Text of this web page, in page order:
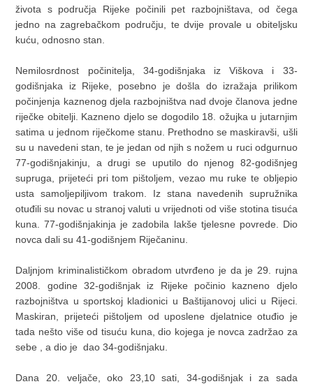
života s područja Rijeke počinili pet razbojništava, od čega
jedno na zagrebačkom području, te dvije provale u obiteljsku
kuću, odnosno stan.
Nemilosrdnost počinitelja, 34-godišnjaka iz Viškova i 33-
godišnjaka iz Rijeke, posebno je došla do izražaja prilikom
počinjenja kaznenog djela razbojništva nad dvoje članova jedne
riječke obitelji. Kazneno djelo se dogodilo 18. ožujka u jutarnjim
satima u jednom riječkome stanu. Prethodno se maskiravši, ušli
su u navedeni stan, te je jedan od njih s nožem u ruci odgurnuo
77-godišnjakinju, a drugi se uputilo do njenog 82-godišnjeg
supruga, prijeteći pri tom pištoljem, vezao mu ruke te obljepio
usta samoljepiljivom trakom. Iz stana navedenih supružnika
otuđili su novac u stranoj valuti u vrijednoti od više stotina tisuća
kuna. 77-godišnjakinja je zadobila lakše tjelesne povrede. Dio
novca dali su 41-godišnjem Riječaninu.
Daljnjom kriminalističkom obradom utvrđeno je da je 29. rujna
2008. godine 32-godišnjak iz Rijeke počinio kazneno djelo
razbojništva u sportskoj kladionici u Baštijanovoj ulici u Rijeci.
Maskiran, prijeteći pištoljem od uposlene djelatnice otuđio je
tada nešto više od tisuću kuna, dio kojega je novca zadržao za
sebe , a dio je dao 34-godišnjaku.
Dana 20. veljače, oko 23,10 sati, 34-godišnjak i za sada